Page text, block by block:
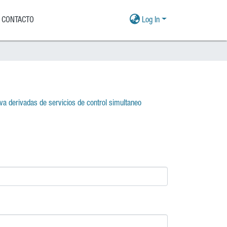
CONTACTO Log In
derivadas de servicios de control simultaneo